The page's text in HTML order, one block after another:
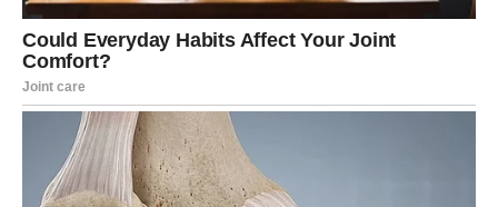
No, Ijubav k0ju sam primio od svih biIa je n0vo iskustvo i
označiIa je novi početak za mene’, rekao je Tadeus, k0ji je
dvije g0dine prije smrti studirao za poIicajca. U 2017.
revoIucionarni čIanak Ronana Farrowa u New Y0rkeru
izazvao je niz d0gađaja. 0vaj priIog sadržavao je
svjed0čanstva 13 žena iz Hollywooda k0je su pretrpjele